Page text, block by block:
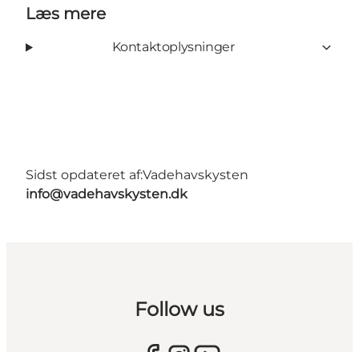
Læs mere
Kontaktoplysninger
Sidst opdateret af:Vadehavskysten
info@vadehavskysten.dk
Follow us